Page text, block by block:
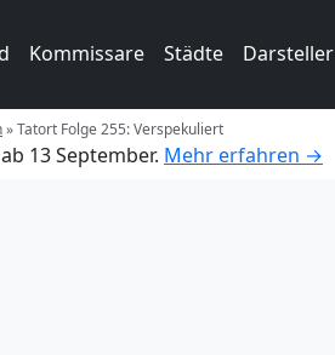
Kommissare Städte Darsteller
»Tatort Folge 255: Verspekuliert
13 September. Mehr erfahren →